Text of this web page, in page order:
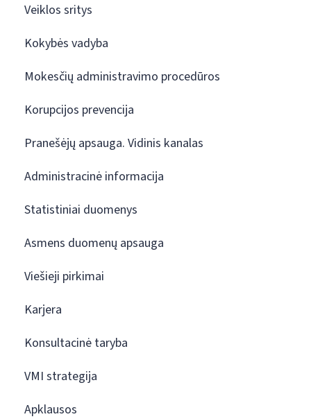
Veiklos sritys
Kokybės vadyba
Mokesčių administravimo procedūros
Korupcijos prevencija
Pranešėjų apsauga. Vidinis kanalas
Administracinė informacija
Statistiniai duomenys
Asmens duomenų apsauga
Viešieji pirkimai
Karjera
Konsultacinė taryba
VMI strategija
Apklausos